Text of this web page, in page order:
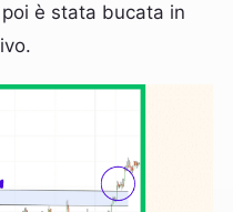
è stata bucata in